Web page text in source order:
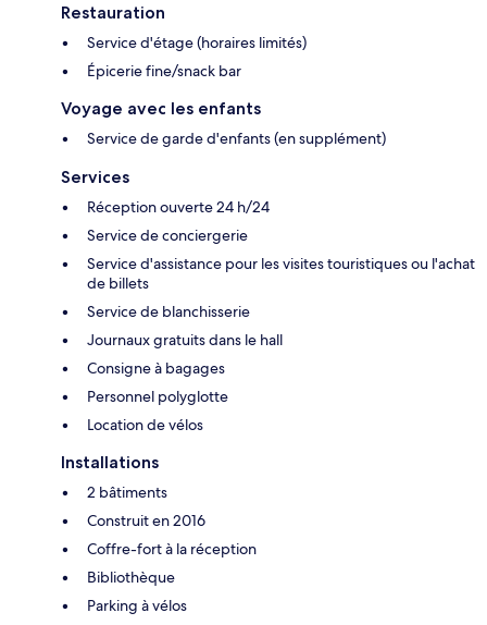
Restauration
Service d'étage (horaires limités)
Épicerie fine/snack bar
Voyage avec les enfants
Service de garde d'enfants (en supplément)
Services
Réception ouverte 24 h/24
Service de conciergerie
Service d'assistance pour les visites touristiques ou l'achat
de billets
Service de blanchisserie
Journaux gratuits dans le hall
Consigne à bagages
Personnel polyglotte
Location de vélos
Installations
2 bâtiments
Construit en 2016
Coffre-fort à la réception
Bibliothèque
Parking à vélos